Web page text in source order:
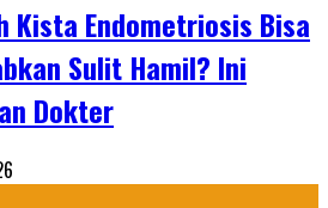
Kista Endometriosis Bisa
Sulit Hamil? Ini
Dokter